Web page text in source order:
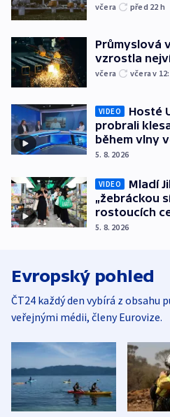
včera před 22 h
Průmyslová
vzrostla
včera včera v
VIDEO
Hosté
probrali
během vlny
5. 8. 2026
VIDEO
Mladí
„žebráckou
rostoucích
5. 8. 2026
Evropský pohled
ČT24 každý den vybírá z obsahu
veřejnými médii, členy Eurovize.